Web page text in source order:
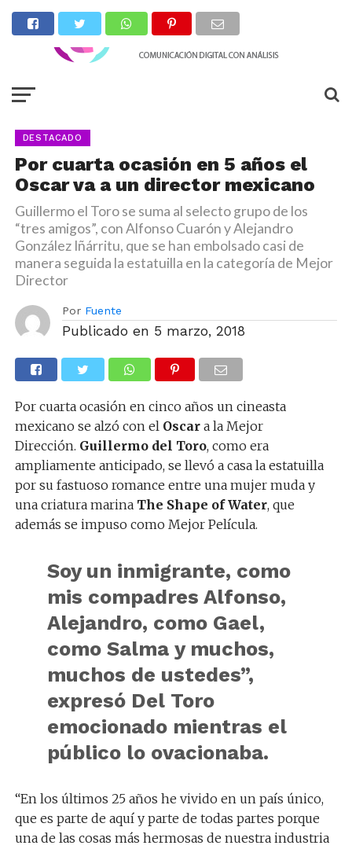
DESTACADO
Por cuarta ocasión en 5 años el
Oscar va a un director mexicano
Guillermo el Toro se suma al selecto grupo de los
“tres amigos”, con Alfonso Cuarón y Alejandro
González Iñárritu, que se han embolsado casi de
manera seguida la estatuilla en la categoría de Mejor
Director
Por Fuente
Publicado en 5 marzo, 2018
Por cuarta ocasión en cinco años un cineasta
mexicano se alzó con el Oscara la Mejor
Dirección. Guillermo del Toro, como era
ampliamente anticipado, se llevó a casa la estatuilla
por su fastuoso romance entre una mujer muda y
una criatura marina The Shape of Water, que
además se impuso como Mejor Película.
Soy un inmigrante, como
mis compadres Alfonso,
Alejandro, como Gael,
como Salma y muchos,
muchos de ustedes”,
expresó Del Toro
emocionado mientras el
público lo ovacionaba.
“En los últimos 25 años he vivido en un país único,
que es parte de aquí y parte de todas partes porque
una de las cosas más hermosas de nuestra industria